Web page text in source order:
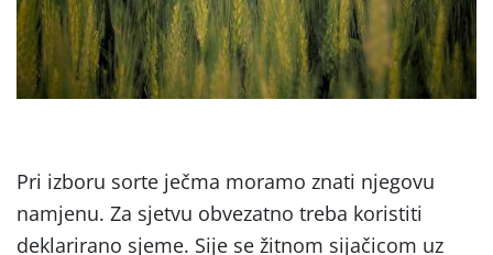
Pri izboru sorte ječma moramo znati njegovu
namjenu. Za sjetvu obvezatno treba koristiti
deklarirano sjeme. Sije se žitnom sijačicom uz